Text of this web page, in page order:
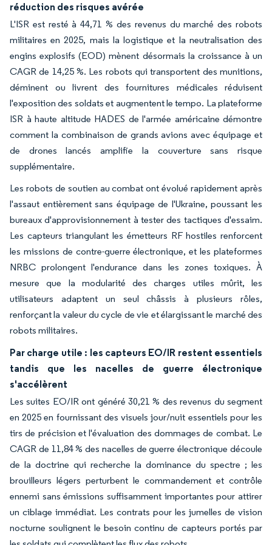
réduction des risques avérée
L'ISR est resté à 44,71 % des revenus du marché des robots
militaires en 2025, mais la logistique et la neutralisation des
engins explosifs (EOD) mènent désormais la croissance à un
CAGR de 14,25 %. Les robots qui transportent des munitions,
déminent ou livrent des fournitures médicales réduisent
l'exposition des soldats et augmentent le tempo. La plateforme
ISR à haute altitude HADES de l'armée américaine démontre
comment la combinaison de grands avions avec équipage et
de drones lancés amplifie la couverture sans risque
supplémentaire.
Les robots de soutien au combat ont évolué rapidement après
l'assaut entièrement sans équipage de l'Ukraine, poussant les
bureaux d'approvisionnement à tester des tactiques d'essaim.
Les capteurs triangulant les émetteurs RF hostiles renforcent
les missions de contre-guerre électronique, et les plateformes
NRBC prolongent l'endurance dans les zones toxiques. À
mesure que la modularité des charges utiles mûrit, les
utilisateurs adaptent un seul châssis à plusieurs rôles,
renforçant la valeur du cycle de vie et élargissant le marché des
robots militaires.
Par charge utile : les capteurs EO/IR restent essentiels
tandis que les nacelles de guerre électronique
s'accélèrent
Les suites EO/IR ont généré 30,21 % des revenus du segment
en 2025 en fournissant des visuels jour/nuit essentiels pour les
tirs de précision et l'évaluation des dommages de combat. Le
CAGR de 11,84 % des nacelles de guerre électronique découle
de la doctrine qui recherche la dominance du spectre ; les
brouilleurs légers perturbent le commandement et contrôle
ennemi sans émissions suffisamment importantes pour attirer
un ciblage immédiat. Les contrats pour les jumelles de vision
nocturne soulignent le besoin continu de capteurs portés par